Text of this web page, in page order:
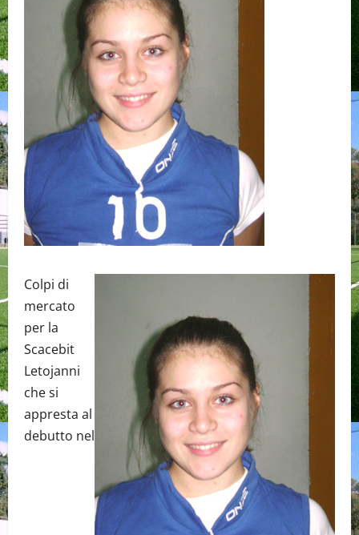
Colpi di
mercato
per la
Scacebit
Letojanni
che si
appresta al
debutto nel